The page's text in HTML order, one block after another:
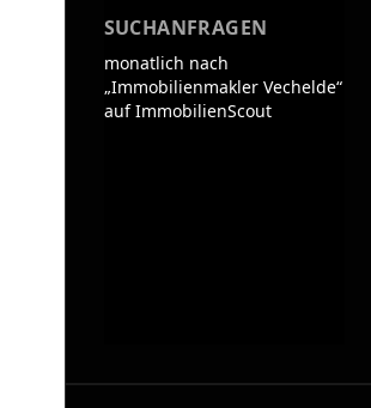
SUCHANFRAGEN
monatlich nach
„Immobilienmakler Vechelde“
auf ImmobilienScout